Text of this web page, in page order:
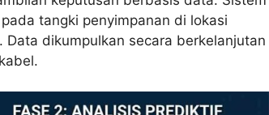
pada tangki penyimpanan di lokasi
dikumpulkan secara berkelanjutan